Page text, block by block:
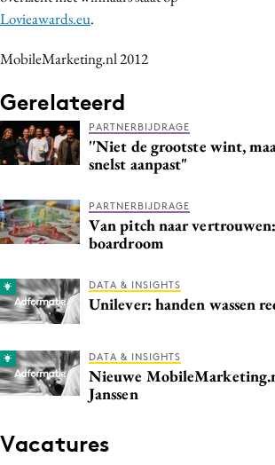
Lovieawards.eu.
MobileMarketing.nl 2012
Gerelateerd
PARTNERBIJDRAGE
''Niet de grootste wint,
snelst aanpast"
PARTNERBIJDRAGE
Van pitch naar
boardroom
DATA & INSIGHTS
Unilever: handen wassen
DATA & INSIGHTS
Nieuwe
Janssen
Vacatures